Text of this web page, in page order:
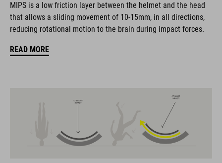
products geared to all the latest trends. Our designers
collaborate closely to create bikes and accessories that
coordinate seamlessly, combining design, technology and
usability for the perfect balance between form and function.
trailhelm, MIPS, extra bescherming aan de achterkant, 11 grote
ventilatieopeningen, zonneklep in hoogte verstelbaar, X-Lock-
houder, in hoogte verstelbaar SILC 180 passysteem, met één
hand instelbaar, in-mould-constructie, platte webbing-
geleiders, gepolsterde ratelsluiting bij de kin, Natura Fit-
MIPS is a low friction layer between the helmet and the head
that allows a sliding movement of 10-15mm, in all directions,
reducing rotational motion to the brain during impact forces.
READ MORE